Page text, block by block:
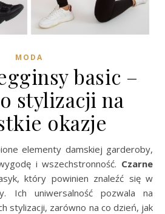
MODA
basic –
stylizacji na
okazje
i wszechstronność. Czarne
który powinien znaleźć się w
Ich uniwersalność pozwala na
stylizacji, zarówno na co dzień, jak